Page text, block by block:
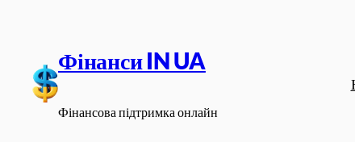
вмісту
Фінанси IN UA
Фінансова підтримка онлайн